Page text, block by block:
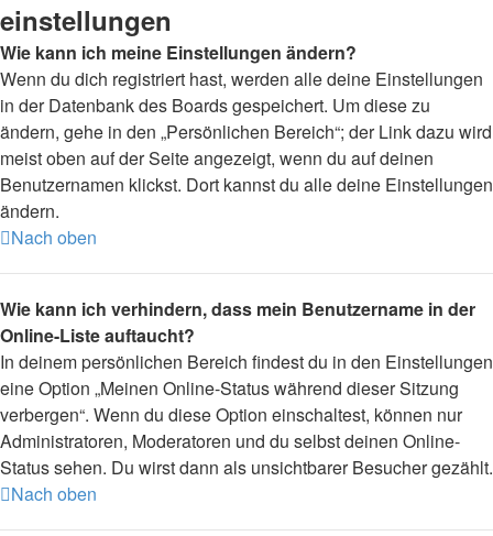
einstellungen
Wie kann ich meine Einstellungen ändern?
Wenn du dich registriert hast, werden alle deine Einstellungen
in der Datenbank des Boards gespeichert. Um diese zu
ändern, gehe in den „Persönlichen Bereich“; der Link dazu wird
meist oben auf der Seite angezeigt, wenn du auf deinen
Benutzernamen klickst. Dort kannst du alle deine Einstellungen
ändern.
Nach oben
Wie kann ich verhindern, dass mein Benutzername in der
Online-Liste auftaucht?
In deinem persönlichen Bereich findest du in den Einstellungen
eine Option „Meinen Online-Status während dieser Sitzung
verbergen“. Wenn du diese Option einschaltest, können nur
Administratoren, Moderatoren und du selbst deinen Online-
Status sehen. Du wirst dann als unsichtbarer Besucher gezählt.
Nach oben